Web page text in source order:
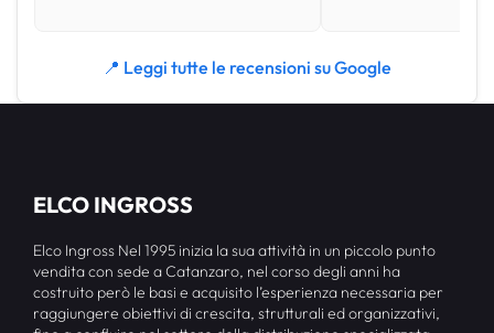
📍 Leggi tutte le recensioni su Google
ELCO INGROSS
Elco Ingross Nel 1995 inizia la sua attività in un piccolo punto
vendita con sede a Catanzaro, nel corso degli anni ha
costruito però le basi e acquisito l’esperienza necessaria per
raggiungere obiettivi di crescita, strutturali ed organizzativi,